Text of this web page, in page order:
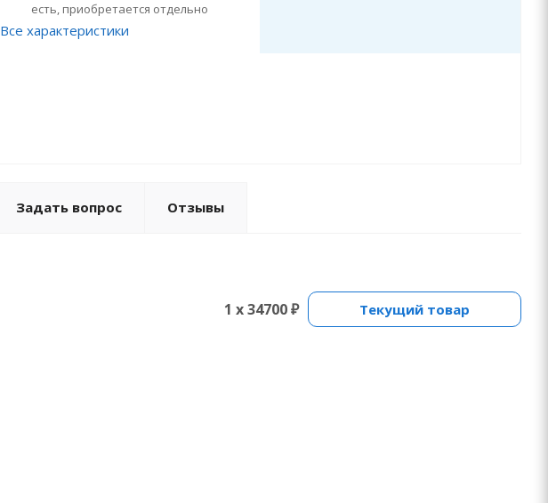
есть, приобретается отдельно
Все характеристики
Задать вопрос Отзывы
1 x 34700 ₽ Текущий товар